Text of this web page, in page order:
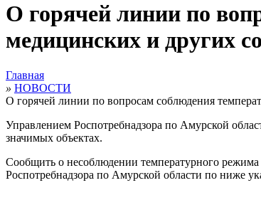
О горячей линии по
медицинских и других
Главная
» НОВОСТИ
О горячей линии по вопросам соблюдения
Управлением Роспотребнадзора по Амурской
значимых объектах.
Сообщить о несоблюдении температурного
Роспотребнадзора по Амурской области по ниже